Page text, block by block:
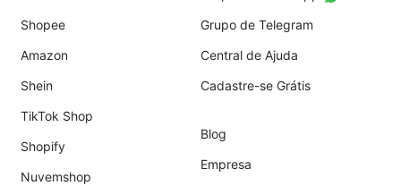
Shopee
Amazon
Shein
TikTok Shop
Shopify
Nuvemshop
Grupo de Telegram
Central de Ajuda
Cadastre-se Grátis
Blog
Empresa